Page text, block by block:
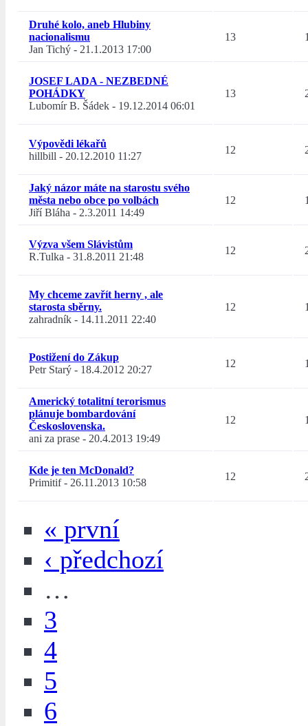
Druhé kolo, aneb Hlubiny
nacionalismu
Jan Tichý - 21.1.2013 17:00
13
JOSEF LADA - NEZBEDNÉ
POHÁDKY
Lubomír B. Šádek - 19.12.2014 06:01
13
Výpovědi lékařů
hillbill - 20.12.2010 11:27
12
Jaký názor máte na starostu svého
města nebo obce po volbách
Jiří Bláha - 2.3.2011 14:49
12
Výzva všem Slávistům
R.Tulka - 31.8.2011 21:48
12
My chceme zavřít herny , ale
starosta sběrny.
zahradník - 14.11.2011 22:40
12
Postižení do Zákup
Petr Starý - 18.4.2012 20:27
12
Americký totalitní terorismus
plánuje bombardování
Československa.
ani za prase - 20.4.2013 19:49
12
Kde je ten McDonald?
Primitif- 26.11.2013 10:58
12
« první
‹ předchozí
…
3
4
5
6